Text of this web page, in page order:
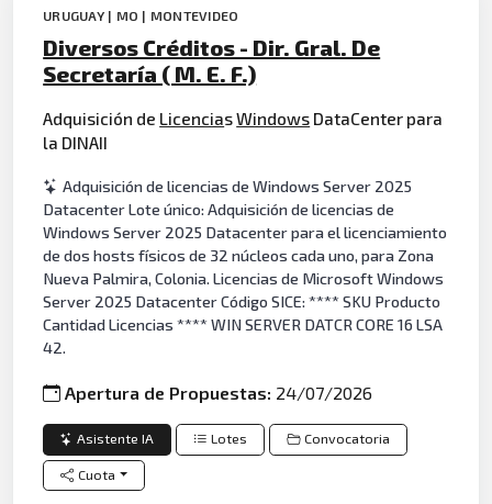
URUGUAY | MO | MONTEVIDEO
Diversos Créditos - Dir. Gral. De
Secretaría ( M. E. F.)
Adquisición de LicenciasWindows DataCenter para
la DINAII
Adquisición de licencias de Windows Server 2025
Datacenter Lote único: Adquisición de licencias de
Windows Server 2025 Datacenter para el licenciamiento
de dos hosts físicos de 32 núcleos cada uno, para Zona
Nueva Palmira, Colonia. Licencias de Microsoft Windows
Server 2025 Datacenter Código SICE: **** SKU Producto
Cantidad Licencias **** WIN SERVER DATCR CORE 16 LSA
42.
Apertura de Propuestas: 24/07/2026
Asistente IA Lotes Convocatoria
Cuota